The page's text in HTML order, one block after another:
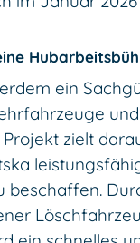
ein
Projekt zielt
beschaffen.